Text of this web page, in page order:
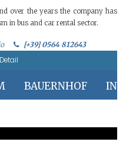
over the years the company has
in bus and car rental sector.
[+39] 0564 812643
BAUERNHOF IN